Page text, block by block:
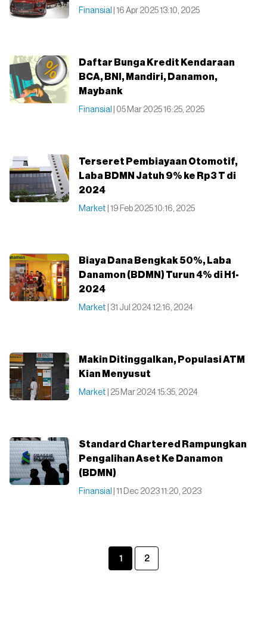
Finansial | 16 Apr 2025 13:10, 2025
Daftar Bunga Kredit Kendaraan
BCA, BNI, Mandiri, Danamon,
Maybank
Finansial | 05 Mar 2025 16:25, 2025
Terseret Pembiayaan Otomotif,
Laba BDMN Jatuh 9% ke Rp3 T di
2024
Market | 19 Feb 2025 10:16, 2025
Biaya Dana Bengkak 50%, Laba
Danamon (BDMN) Turun 4% di H1-
2024
Market | 31 Jul 2024 12:16, 2024
Makin Ditinggalkan, Populasi ATM
Kian Menyusut
Market | 25 Mar 2024 15:35, 2024
Standard Chartered Rampungkan
Pengalihan Aset Ke Danamon
(BDMN)
Finansial | 11 Dec 2023 11:20, 2023
1 2